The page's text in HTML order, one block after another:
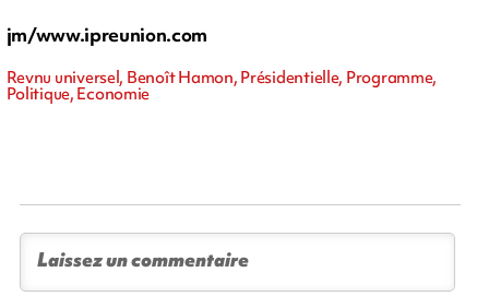
jm/www.ipreunion.com
Revnu universel, Benoît Hamon, Présidentielle, Programme,
Politique, Economie